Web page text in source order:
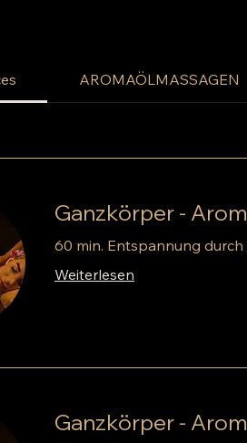
AROMAÖLMASSAGEN
Ganzkörper -
60 min. Entspannung
Weiterlesen
Ganzkörper -